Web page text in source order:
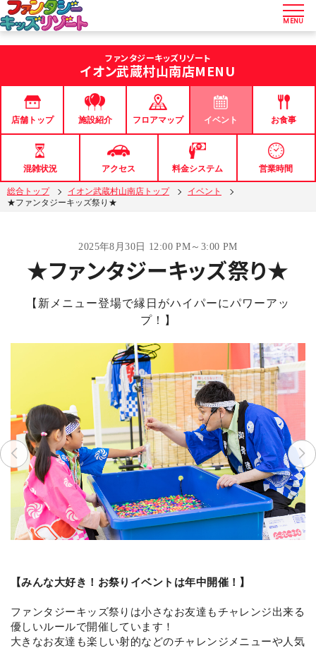
MENU
ファンタジーキッズリゾート
イオン武蔵村山南店MENU
店舗トップ 施設紹介 フロアマップ イベント お食事
混雑状況 アクセス 料金システム 営業時間
総合トップ イオン武蔵村山南店トップ
イベント
★ファンタジーキッズ祭り★
2025年8月30日 12:00 PM～3:00 PM
★ファンタジーキッズ祭り★
【新メニュー登場で縁日がハイパーにパワーアッ
プ！】
【みんな大好き！お祭りイベントは年中開催！】
ファンタジーキッズ祭りは小さなお友達もチャレンジ出来る
優しいルールで開催しています！
大きなお友達も楽しい射的などのチャレンジメニューや人気